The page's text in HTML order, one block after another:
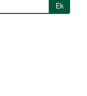
Ek